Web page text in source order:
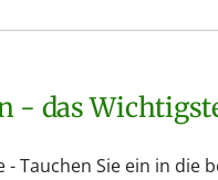
- das
Tauchen Sie ein in